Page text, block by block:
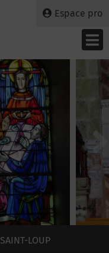
Espace pro
LOUP